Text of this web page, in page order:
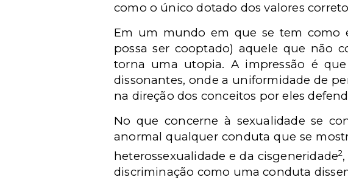
como o único dotado dos valores
Em um mundo em que se tem como
possa ser cooptado) aquele que não
torna uma utopia. A impressão é
dissonantes, onde a uniformidade de
na direção dos conceitos por eles
No que concerne à sexualidade se
anormal qualquer conduta que se
heterossexualidade e da cisgeneridade2
discriminação como uma conduta